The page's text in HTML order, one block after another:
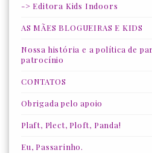
-> Editora Kids Indoors
AS MÃES BLOGUEIRAS E KIDS
Nossa história e a política de
patrocínio
CONTATOS
Obrigada pelo apoio
Plaft, Plect, Ploft, Panda!
Eu, Passarinho.